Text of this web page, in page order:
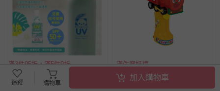
滿3件95折，滿5件9折
日本繽得若 - UV 防曬噴霧
SPF50+ PA++++-草本-250g
滿件贈好禮
日本麵包超人 - 麵包超人 SL人
蒸氣玩具(3歲以上)
追蹤 購物車
加入購物車